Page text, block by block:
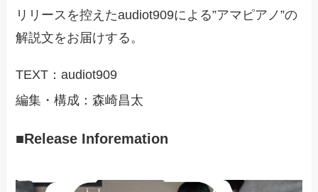
リリースを控えたaudiot909による”アマピアノ”の
解説文をお届けする。
TEXT：audiot909
編集・構成：森崎昌太
■Release Inforemation